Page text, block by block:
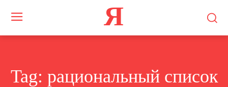
Я
Tag: рациональный список